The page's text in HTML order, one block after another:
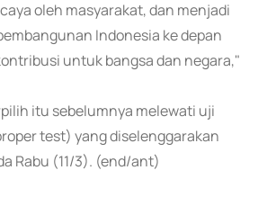
oleh masyarakat, dan menjadi
Indonesia ke depan
untuk bangsa dan negara,"
itu sebelumnya melewati uji
test) yang diselenggarakan
Rabu (11/3). (end/ant)